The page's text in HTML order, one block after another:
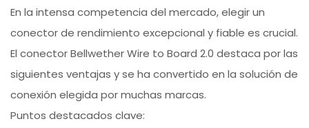
En la intensa competencia del mercado, elegir un
conector de rendimiento excepcional y fiable es crucial.
El conector Bellwether Wire to Board 2.0 destaca por las
siguientes ventajas y se ha convertido en la solución de
conexión elegida por muchas marcas.
Puntos destacados clave: